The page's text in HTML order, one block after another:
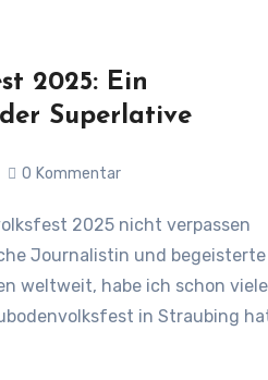
2025: Ein
Superlative
0 Kommentar
Journalistin und begeisterte
weltweit, habe ich schon viele
in Straubing